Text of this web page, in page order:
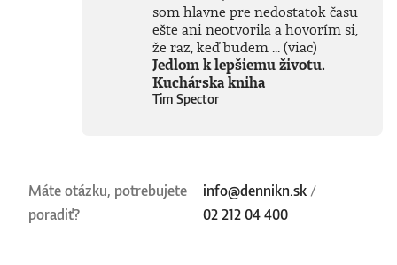
som hlavne pre nedostatok času
ešte ani neotvorila a hovorím si,
že raz, keď budem ...(viac)
Jedlom k lepšiemu životu.
Kuchárska kniha
Tim Spector
Máte otázku, potrebujete
poradiť?
info@dennikn.sk /
02 212 04 400